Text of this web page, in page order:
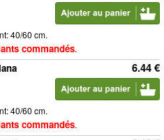
40/60 cm.
commandés.
6.44 €
40/60 cm.
commandés.